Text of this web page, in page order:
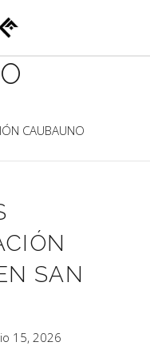
CAUBAUNO
SAN
15, 2026